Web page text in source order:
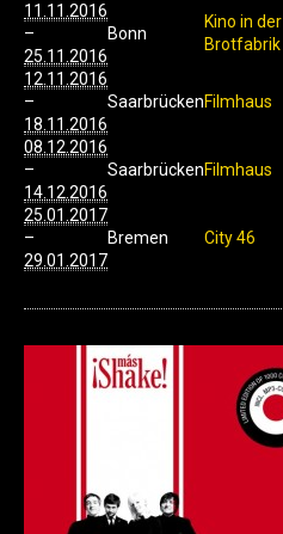
11.11.2016
–
25.11.2016
Bonn
Kino in der
Brotfabrik
12.11.2016
–
18.11.2016
SaarbrückenFilmhaus
08.12.2016
–
14.12.2016
SaarbrückenFilmhaus
25.01.2017
–
29.01.2017
Bremen City 46